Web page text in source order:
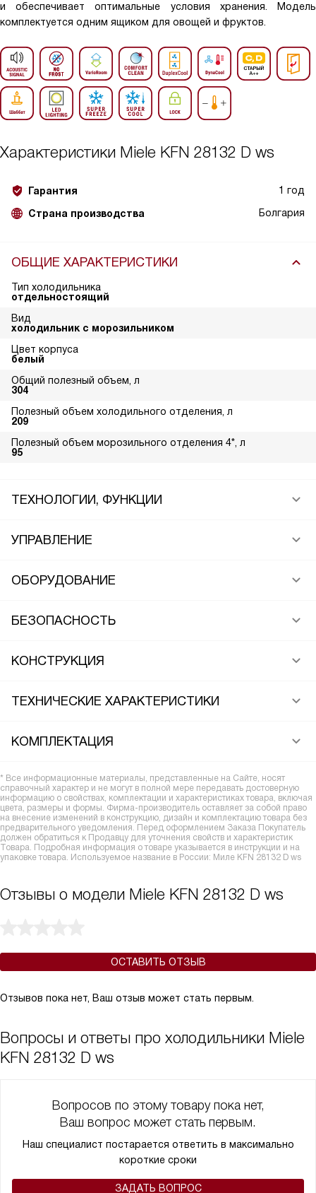
и обеспечивает оптимальные условия хранения. Модель
комплектуется одним ящиком для овощей и фруктов.
Характеристики Miele KFN 28132 D ws
Гарантия 1 год
Страна производства Болгария
ОБЩИЕ ХАРАКТЕРИСТИКИ
Тип холодильника
отдельностоящий
Вид
холодильник с морозильником
Цвет корпуса
белый
Общий полезный объем, л
304
Полезный объем холодильного отделения, л
209
Полезный объем морозильного отделения 4*, л
95
ТЕХНОЛОГИИ, ФУНКЦИИ
УПРАВЛЕНИЕ
ОБОРУДОВАНИЕ
БЕЗОПАСНОСТЬ
КОНСТРУКЦИЯ
ТЕХНИЧЕСКИЕ ХАРАКТЕРИСТИКИ
КОМПЛЕКТАЦИЯ
* Все информационные материалы, представленные на Сайте, носят
справочный характер и не могут в полной мере передавать достоверную
информацию о свойствах, комплектации и характеристиках товара, включая
цвета, размеры и формы. Фирма-производитель оставляет за собой право
на внесение изменений в конструкцию, дизайн и комплектацию товара без
предварительного уведомления. Перед оформлением Заказа Покупатель
должен обратиться к Продавцу для уточнения свойств и характеристик
Товара. Подробная информация о товаре указывается в инструкции и на
упаковке товара. Используемое название в России: Миле KFN 28132 D ws
Отзывы о модели Miele KFN 28132 D ws
ОСТАВИТЬ ОТЗЫВ
Отзывов пока нет, Ваш отзыв может стать первым.
Вопросы и ответы про холодильники Miele
KFN 28132 D ws
Вопросов по этому товару пока нет,
Ваш вопрос может стать первым.
Наш специалист постарается ответить в максимально
короткие сроки
ЗАДАТЬ ВОПРОС